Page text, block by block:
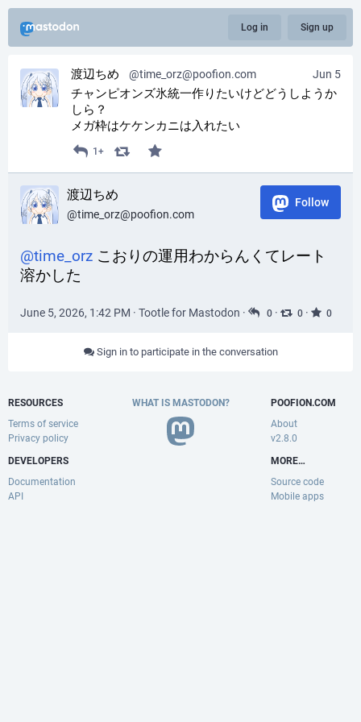
Log in Sign up
Jun 5
渡辺ちめ @time_orz@poofion.com
チャンピオンズ氷統一作りたいけどどうしようか
しら？
メガ枠はケケンカニは入れたい
1+
渡辺ちめ
@time_orz@poofion.com
Follow
@time_orz こおりの運用わからんくてレート
溶かした
June 5, 2026, 1:42 PM · Tootle for Mastodon · 0 · 0 · 0
Sign in to participate in the conversation
RESOURCES
Terms of service
Privacy policy
DEVELOPERS
Documentation
API
WHAT IS MASTODON?
POOFION.COM
About
v2.8.0
MORE…
Source code
Mobile apps